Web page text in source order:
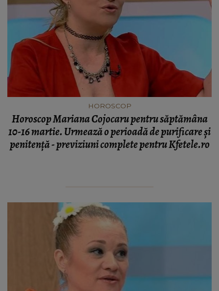
HOROSCOP
Horoscop Mariana Cojocaru pentru săptămâna
10-16 martie. Urmează o perioadă de purificare şi
penitenţă - previziuni complete pentru Kfetele.ro